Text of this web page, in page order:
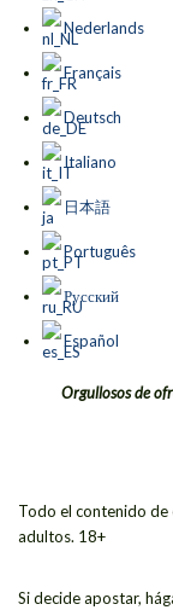
Nederlands
Français
Deutsch
Italiano
日本語
Português
Русский
Español
Orgullosos de
Todo el contenido de
adultos. 18+
Si decide apostar,